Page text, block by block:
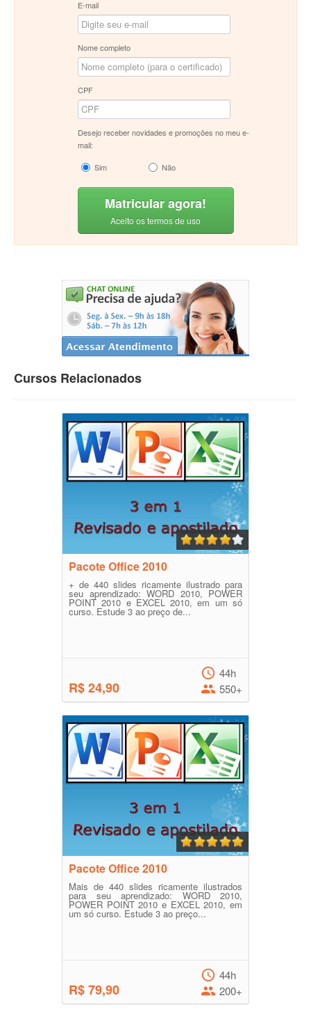
E-mail
Nome completo
CPF
Desejo receber novidades e promoções no meu e-
mail:
Sim
Não
Matricular agora!
Aceito os termos de uso
Cursos Relacionados
Pacote Office 2010
+ de 440 slides ricamente ilustrado para
seu aprendizado: WORD 2010, POWER
POINT 2010 e EXCEL 2010, em um só
curso. Estude 3 ao preço de...
R$ 24,90
44h
550+
Pacote Office 2010
Mais de 440 slides ricamente ilustrados
para seu aprendizado: WORD 2010,
POWER POINT 2010 e EXCEL 2010, em
um só curso. Estude 3 ao preço...
R$ 79,90
44h
200+